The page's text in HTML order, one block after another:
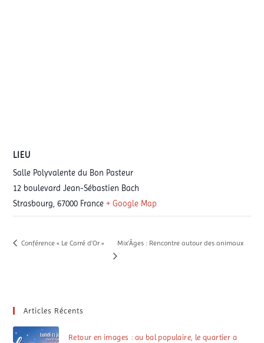
LIEU
Salle Polyvalente du Bon Pasteur
12 boulevard Jean-Sébastien Bach
Strasbourg 67000 France + Google Map
Conférence « Le Carré d’Or » Mix’Âges : Rencontre autour des animaux
Articles Récents
Retour en images : au bal populaire, le quartier a